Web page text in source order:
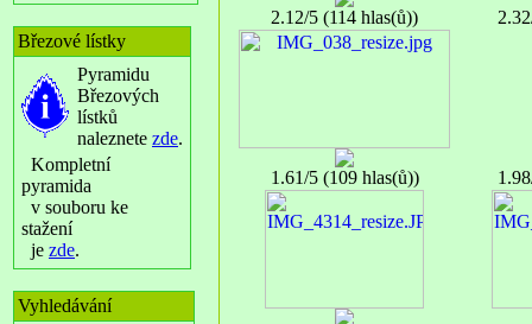
Březové lístky
Pyramidu
Březových
lístků
naleznete zde.
Kompletní
pyramida
v souboru ke
stažení
je zde.
Vyhledávání
2.12/5 (114 hlas(ů))
1.61/5 (109 hlas(ů))